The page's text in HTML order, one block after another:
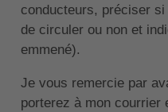
conducteurs, préciser
de circuler ou non et
emmené).
Je vous remercie par
porterez à mon courrier